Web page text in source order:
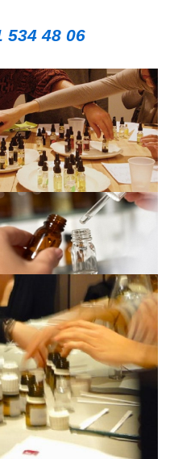
534 48 06